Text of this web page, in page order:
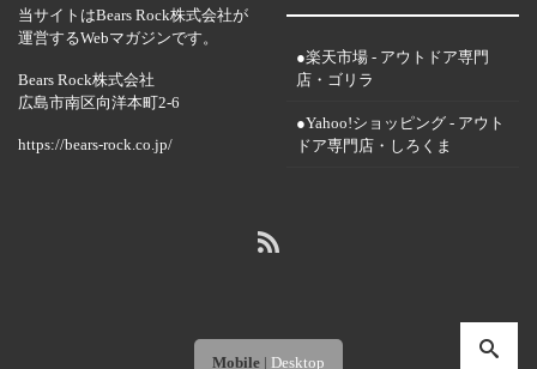
当サイトはBears Rock株式会社が
運営するWebマガジンです。
Bears Rock株式会社
広島市南区向洋本町2-6
https://bears-rock.co.jp/
●楽天市場 - アウトドア専門
店・ゴリラ
●Yahoo!ショッピング - アウト
ドア専門店・しろくま
Mobile | Desktop